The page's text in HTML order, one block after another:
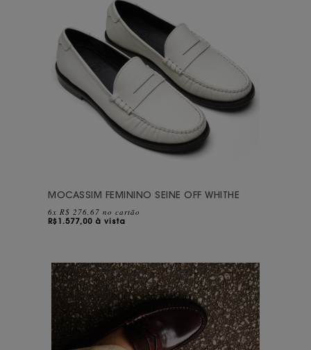
MOCASSIM FEMININO SEINE OFF WHITHE
6x R$ 276,67 no cartão
R$ 1.577,00 à vista